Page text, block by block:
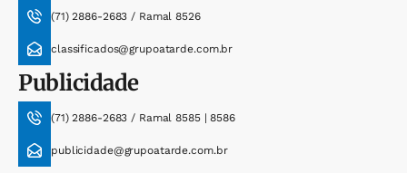
(71) 2886-2683 / Ramal 8526
classificados@grupoatarde.com.br
Publicidade
(71) 2886-2683 / Ramal 8585 | 8586
publicidade@grupoatarde.com.br